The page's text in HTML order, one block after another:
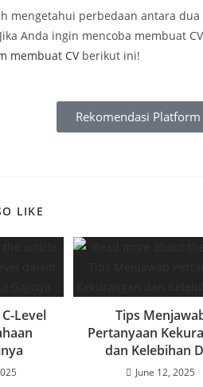
mengetahui perbedaan antara
Anda ingin mencoba membuat
membuat CVberikut ini!
Rekomendasi Platform
LIKE
Level
Tips
Pertanyaan
dan Kelebihan
June 12, 2025